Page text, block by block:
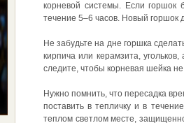
корневой системы. Если горшок
течение 5–6 часов. Новый
Не забудьте на дне горшка
кирпича или керамзита,
следите, чтобы корневая шейка
Нужно помнить, что пересадка
поставить в тепличку и в
теплом светлом месте,